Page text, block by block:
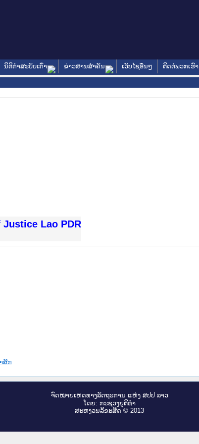
ນິຕິກໍາສະບັບເກົ່າ ຂ່າວສານສໍາຄັນ ເວັບໄຊອື່ນໆ ຕິດຕໍ່ພວກເຮົາ
Lao PDR
ສັກ
ຈົດ​ໝາຍ​ເຫດ​ທາງ​ລັດ​ຖະ​ການ ແຫ່ງ ສ​ປ​ປ ລາວ
ໂດຍ: ກະ​ຊວງຍຸ​ຕິ​ທຳ
ສະ​ຫງວນ​ລິ​ຂະ​ສິດ © 2013